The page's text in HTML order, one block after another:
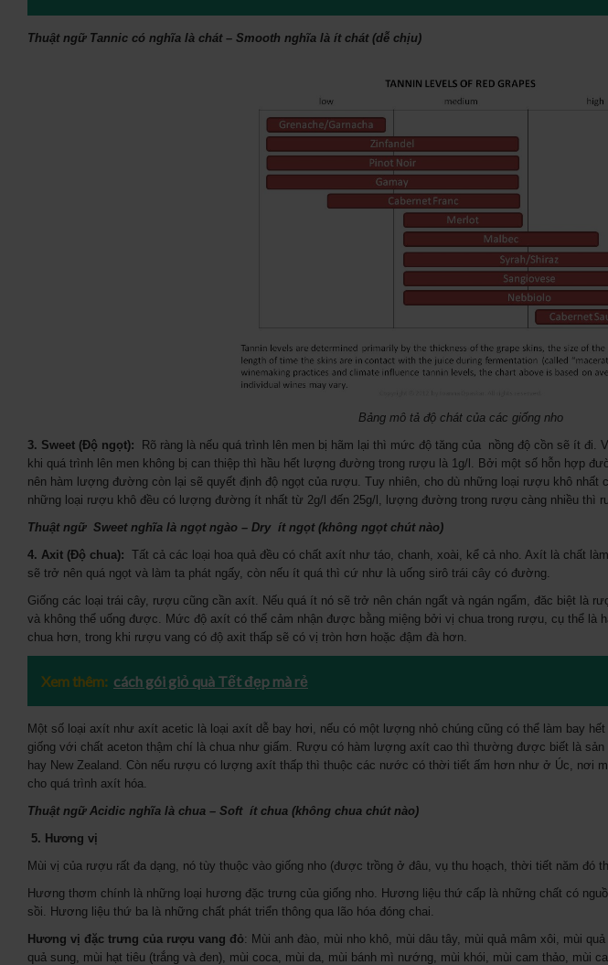
Thuật ngữ Tannic có nghĩa là chát – Smooth nghĩa là ít chát (dễ chịu)
Bảng mô tả độ chát của các giống nho
3. Sweet (Độ ngọt): Rõ ràng là nếu quá trình lên men bị hãm lại thì mức độ tăng của nồng độ cồn sẽ ít
khi quá trình lên men không bị can thiệp thì hầu hết lượng đường trong rượu là 1g/l. Bởi một số hỗn hợp
nên hàm lượng đường còn lại sẽ quyết định độ ngọt của rượu. Tuy nhiên, cho dù những loại rượu khô nhất
những loại rượu khô đều có lượng đường ít nhất từ 2g/l đến 25g/l, lượng đường trong rượu càng nhiều thì
Thuật ngữ Sweet nghĩa là ngọt ngào – Dry ít ngọt (không ngọt chút nào)
4. Axit (Độ chua): Tất cả các loại hoa quả đều có chất axít như táo, chanh, xoài, kể cả nho. Axít là chất
sẽ trở nên quá ngọt và làm ta phát ngấy, còn nếu ít quá thì cứ như là uống sirô trái cây có đường.
Giống các loại trái cây, rượu cũng cần axít. Nếu quá ít nó sẽ trở nên chán ngất và ngán ngẩm, đăc biệt là
và không thể uống được. Mức độ axít có thể cảm nhận được bằng miệng bởi vị chua trong rượu, cụ thể là
chua hơn, trong khi rượu vang có độ axit thấp sẽ có vị tròn hơn hoặc đậm đà hơn.
Xem thêm: cách gói giỏ quà Tết đẹp mà rẻ
Một số loại axít như axít acetic là loại axít dễ bay hơi, nếu có một lượng nhỏ chúng cũng có thể làm bay
giống với chất aceton thậm chí là chua như giấm. Rượu có hàm lượng axít cao thì thường được biết là
hay New Zealand. Còn nếu rượu có lượng axít thấp thì thuộc các nước có thời tiết ấm hơn như ở Úc, nơi
cho quá trình axít hóa.
Thuật ngữ Acidic nghĩa là chua – Soft ít chua (không chua chút nào)
5. Hương vị
Mùi vị của rượu rất đa dạng, nó tùy thuộc vào giống nho (được trồng ở đâu, vụ thu hoạch, thời tiết năm đó
Hương thơm chính là những loại hương đặc trưng của giống nho. Hương liệu thứ cấp là những chất có
sồi. Hương liệu thứ ba là những chất phát triển thông qua lão hóa đóng chai.
Hương vị đặc trưng của rượu vang đỏ: Mùi anh đào, mùi nho khô, mùi dâu tây, mùi quả mâm xôi, mùi
quả sung, mùi hạt tiêu (trắng và đen), mùi coca, mùi da, mùi bánh mì nướng, mùi khói, mùi cam thảo, mùi